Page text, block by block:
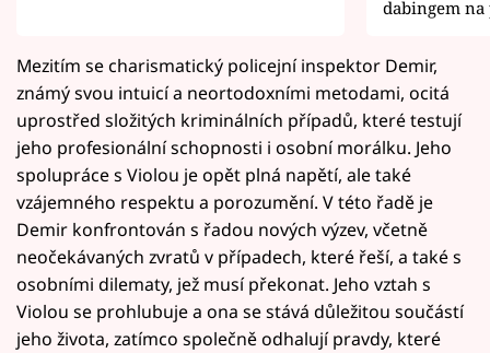
dabingem na
Mezitím se charismatický policejní inspektor Demir,
známý svou intuicí a neortodoxními metodami, ocitá
uprostřed složitých kriminálních případů, které testují
jeho profesionální schopnosti i osobní morálku. Jeho
spolupráce s Violou je opět plná napětí, ale také
vzájemného respektu a porozumění. V této řadě je
Demir konfrontován s řadou nových výzev, včetně
neočekávaných zvratů v případech, které řeší, a také s
osobními dilematy, jež musí překonat. Jeho vztah s
Violou se prohlubuje a ona se stává důležitou součástí
jeho života, zatímco společně odhalují pravdy, které